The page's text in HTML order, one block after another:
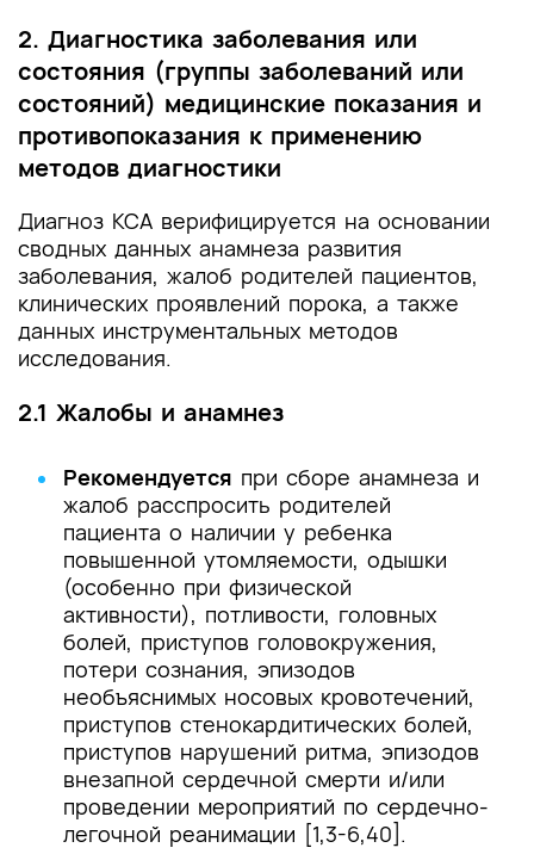
2. Диагностика заболевания или
состояния (группы заболеваний или
состояний) медицинские показания и
противопоказания к применению
методов диагностики
Диагноз КСА верифицируется на основании
сводных данных анамнеза развития
заболевания, жалоб родителей пациентов,
клинических проявлений порока, а также
данных инструментальных методов
исследования.
2.1 Жалобы и анамнез
Рекомендуется при сборе анамнеза и
жалоб расспросить родителей
пациента о наличии у ребенка
повышенной утомляемости, одышки
(особенно при физической
активности), потливости, головных
болей, приступов головокружения,
потери сознания, эпизодов
необъяснимых носовых кровотечений,
приступов стенокардитических болей,
приступов нарушений ритма, эпизодов
внезапной сердечной смерти и/или
проведении мероприятий по сердечно-
легочной реанимации [1,3-6,40].